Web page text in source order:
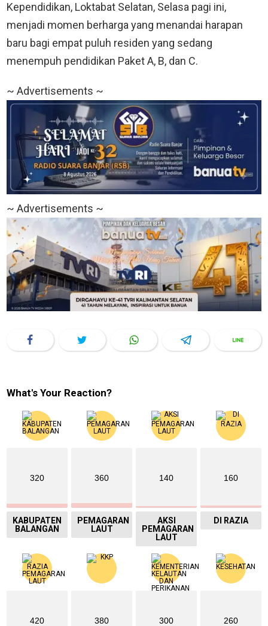
Kependidikan, Loktabat Selatan, Selasa pagi ini,
menjadi momen berharga yang menandai harapan
baru bagi empat puluh residen yang sedang
menempuh pendidikan Paket A, B, dan C.
~ Advertisements ~
~ Advertisements ~
What's Your Reaction?
320
KABUPATEN
BALANGAN
360
PEMAGARAN
LAUT
140
AKSI
PEMAGARAN
LAUT
160
DI RAZIA
420 380 300 260